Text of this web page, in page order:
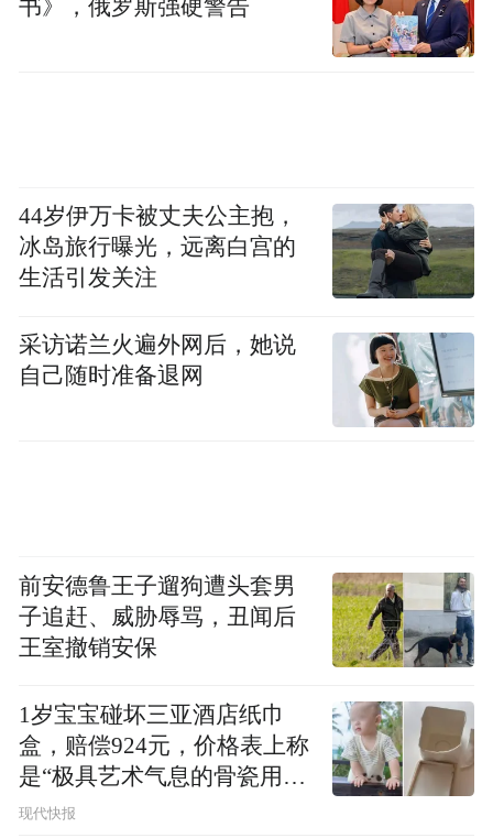
书》，俄罗斯强硬警告
44岁伊万卡被丈夫公主抱，
冰岛旅行曝光，远离白宫的
生活引发关注
采访诺兰火遍外网后，她说
自己随时准备退网
前安德鲁王子遛狗遭头套男
子追赶、威胁辱骂，丑闻后
王室撤销安保
1岁宝宝碰坏三亚酒店纸巾
盒，赔偿924元，价格表上称
是“极具艺术气息的骨瓷用
品”
现代快报